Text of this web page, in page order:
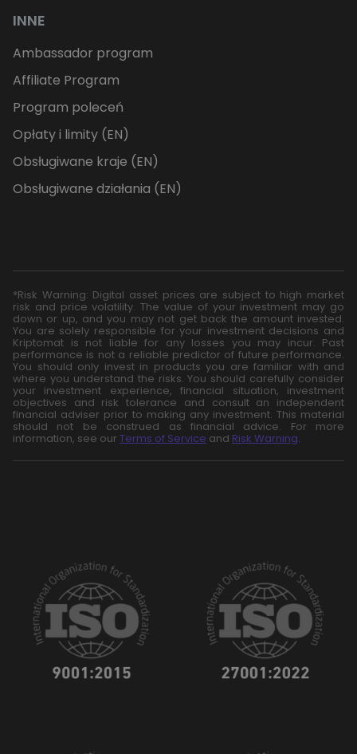
INNE
Ambassador program
Affiliate Program
Program poleceń
Opłaty i limity (EN)
Obsługiwane kraje (EN)
Obsługiwane działania (EN)
*Risk Warning: Digital asset prices are subject to high market
risk and price volatility. The value of your investment may go
down or up, and you may not get back the amount invested.
You are solely responsible for your investment decisions and
Kriptomat is not liable for any losses you may incur. Past
performance is not a reliable predictor of future performance.
You should only invest in products you are familiar with and
where you understand the risks. You should carefully consider
your investment experience, financial situation, investment
objectives and risk tolerance and consult an independent
financial adviser prior to making any investment. This material
should not be construed as financial advice. For more
information, see our Terms of Service and Risk Warning.